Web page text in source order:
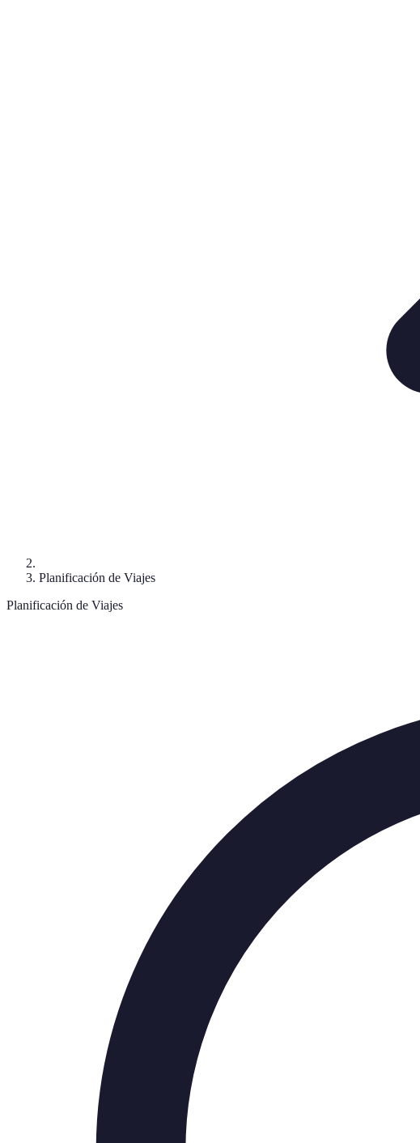
Planificación de Viajes
Planificación de Viajes